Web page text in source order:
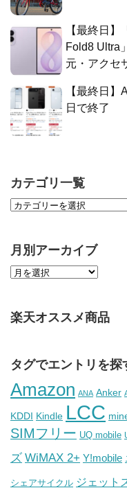
【最終日
Fold8 Ultra
元・アクセ
【最終日
日で終了
カテゴリ一覧
月別アーカイブ
楽天オススメ商品
タグでエントリを探
Amazon ANA Anker
KDDI Kindle LCC
SIMフリー UQ mobile
ズ WiMAX 2+ Y!mobile
シェアサイクル ジェット